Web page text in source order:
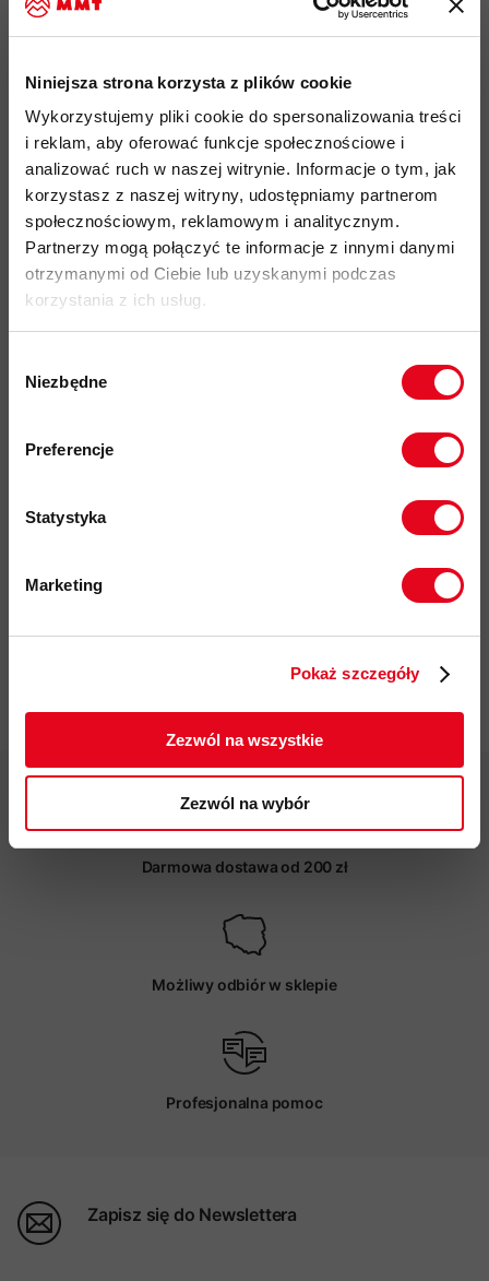
Niniejsza strona korzysta z plików cookie
Wykorzystujemy pliki cookie do spersonalizowania treści
i reklam, aby oferować funkcje społecznościowe i
analizować ruch w naszej witrynie. Informacje o tym, jak
korzystasz z naszej witryny, udostępniamy partnerom
społecznościowym, reklamowym i analitycznym.
Partnerzy mogą połączyć te informacje z innymi danymi
otrzymanymi od Ciebie lub uzyskanymi podczas
korzystania z ich usług.
zgody
Niezbędne
Preferencje
Statystyka
Marketing
Pokaż szczegóły
Zezwól na wszystkie
Zezwól na wybór
gotowa do wspinaczki - po otwarciu opakowania z liną nie ma
potrzeby klarowania przed użyciem
impregnacja DRY zgodna z certyfikatem UIAA 102 absorbuje
mniej niż 1,5 % wody w testach
średnica: 9,5 mm
waga: 60 g na metr liny
rodzaj i typ liny: dynamiczna, pojedyncza
impregnacja liny: Dry
odporność na chłonięcie wody test UIAA: < 1,5 %
liczba odpadnięć UIAA (liny pojedyncze przy 80 kg): 8
wydłużenie statyczne UIAA przy 80 kg lina pojedyncza: 8 %
certyfikaty: EN892:2012 + A1:2016, UIAA101:2018
kod produktu: 2010-06050
Więcej o produkcie
Darmowa dostawa od 200 zł
Możliwy odbiór w sklepie
Profesjonalna pomoc
Zapisz się do Newslettera
zgodnie z Polityką prywatności.